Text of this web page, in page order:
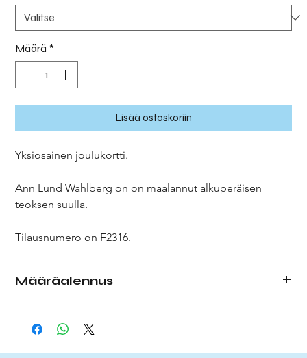
Määrä *
Lisää ostoskoriin
Yksiosainen joulukortti.
Ann Lund Wahlberg on on maalannut alkuperäisen
teoksen suulla.
Tilausnumero on F2316.
Määräalennus
määrä kortteja. Tilatessasi enemmän kortteja, saat